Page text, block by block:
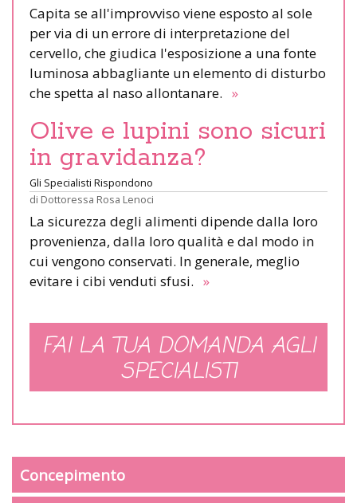
Capita se all'improvviso viene esposto al sole
per via di un errore di interpretazione del
cervello, che giudica l'esposizione a una fonte
luminosa abbagliante un elemento di disturbo
che spetta al naso allontanare. »
Olive e lupini sono sicuri
in gravidanza?
Gli Specialisti Rispondono
di Dottoressa Rosa Lenoci
La sicurezza degli alimenti dipende dalla loro
provenienza, dalla loro qualità e dal modo in
cui vengono conservati. In generale, meglio
evitare i cibi venduti sfusi. »
FAI LA TUA DOMANDA AGLI
SPECIALISTI
Concepimento